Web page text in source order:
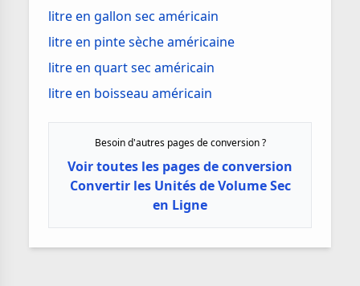
litre en gallon sec américain
litre en pinte sèche américaine
litre en quart sec américain
litre en boisseau américain
Besoin d'autres pages de conversion ?
Voir toutes les pages de conversion
Convertir les Unités de Volume Sec
en Ligne